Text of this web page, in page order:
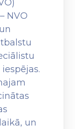
NVO
un